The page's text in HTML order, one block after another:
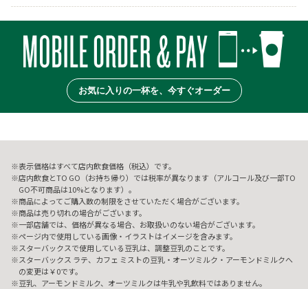
お気に入りの一杯を、今すぐオーダー
表示価格はすべて店内飲食価格（税込）です。
店内飲食とTO GO（お持ち帰り）では税率が異なります（アルコール及び一部TO
GO不可商品は10%となります）。
商品によってご購入数の制限をさせていただく場合がございます。
商品は売り切れの場合がございます。
一部店舗では、価格が異なる場合、お取扱いのない場合がございます。
ページ内で使用している画像・イラストはイメージを含みます。
スターバックスで使用している豆乳は、調整豆乳のことです。
スターバックス ラテ、カフェ ミストの豆乳・オーツミルク・アーモンドミルクへ
の変更は￥0です。
豆乳、アーモンドミルク、オーツミルクは牛乳や乳飲料ではありません。